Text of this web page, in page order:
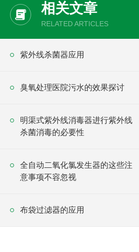
相关文章
RELATED ARTICLES
紫外线杀菌器应用
臭氧处理医院污水的效果探讨
明渠式紫外线消毒器进行紫外线
杀菌消毒的必要性
全自动二氧化氯发生器的这些注
意事项不容忽视
布袋过滤器的应用